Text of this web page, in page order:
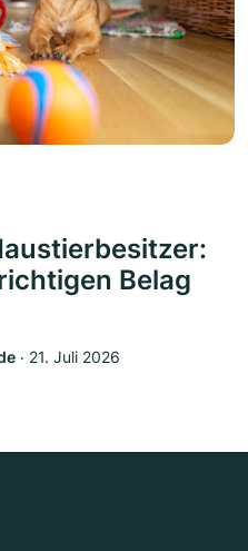
Belag
‧ 21. Juli 2026